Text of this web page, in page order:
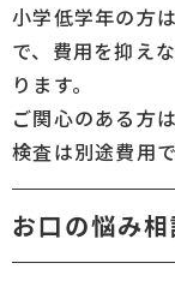
小学低学年の方
で、費用を抑え
ります。
ご関心のある方
検査は別途費用
お口の悩み相